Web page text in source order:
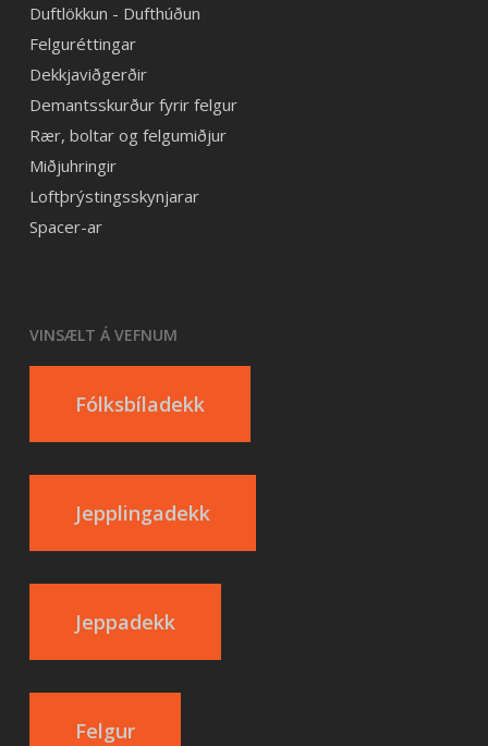
Duftlökkun - Dufthúðun
Felguréttingar
Dekkjaviðgerðir
Demantsskurður fyrir felgur
Rær, boltar og felgumiðjur
Miðjuhringir
Loftþrýstingsskynjarar
Spacer-ar
VINSÆLT Á VEFNUM
Fólksbíladekk
Jepplingadekk
Jeppadekk
Felgur